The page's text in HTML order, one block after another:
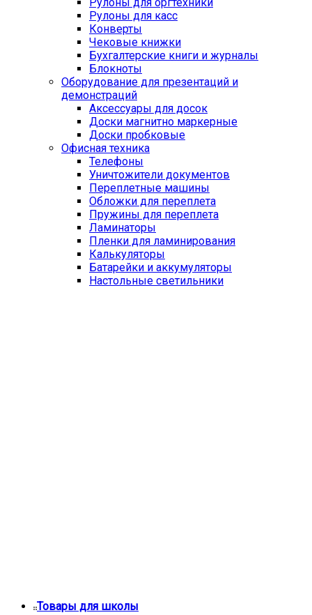
Рулоны для оргтехники
Рулоны для касс
Конверты
Чековые книжки
Бухгалтерские книги и журналы
Блокноты
Оборудование для презентаций и
демонстраций
Аксессуары для досок
Доски магнитно маркерные
Доски пробковые
Офисная техника
Телефоны
Уничтожители документов
Переплетные машины
Обложки для переплета
Пружины для переплета
Ламинаторы
Пленки для ламинирования
Калькуляторы
Батарейки и аккумуляторы
Настольные светильники
Товары для школы